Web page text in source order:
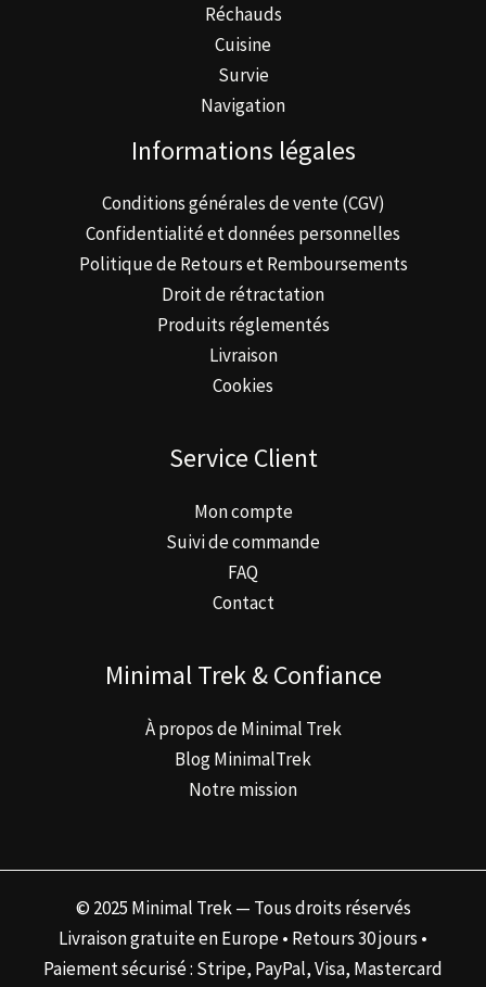
Réchauds
Cuisine
Survie
Navigation
Informations légales
Conditions générales de vente (CGV)
Confidentialité et données personnelles
Politique de Retours et Remboursements
Droit de rétractation
Produits réglementés
Livraison
Cookies
Service Client
Mon compte
Suivi de commande
FAQ
Contact
Minimal Trek & Confiance
À propos de Minimal Trek
Blog MinimalTrek
Notre mission
© 2025 Minimal Trek — Tous droits réservés
Livraison gratuite en Europe • Retours 30 jours •
Paiement sécurisé : Stripe, PayPal, Visa, Mastercard